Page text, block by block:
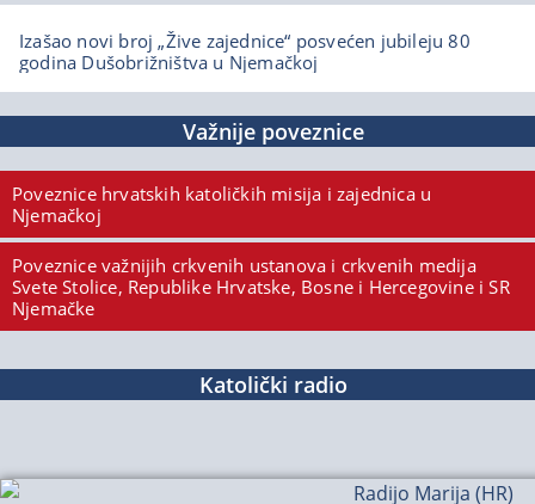
Izašao novi broj „Žive zajednice“ posvećen jubileju 80
godina Dušobrižništva u Njemačkoj
Važnije poveznice
Poveznice hrvatskih katoličkih misija i zajednica u
Njemačkoj
Poveznice važnijih crkvenih ustanova i crkvenih medija
Svete Stolice, Republike Hrvatske, Bosne i Hercegovine i SR
Njemačke
Katolički radio